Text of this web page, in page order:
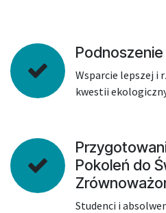
Wsparcie lepszej i
kwestii
Pokoleń do
Studenci i